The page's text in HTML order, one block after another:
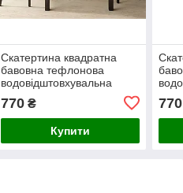
Скатертина квадратна
бавовна тефлонова
водовідштовхувальна
гідрофобна просочення
квіти на коричнево-сірому
тлі
770₴
Купити
тлі
770